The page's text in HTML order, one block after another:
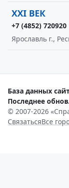
XXI ВЕК
+7 (4852) 720920
Ярославль г.,
База данных
Последнее
© 2007-2026
СвязатьсяВсе